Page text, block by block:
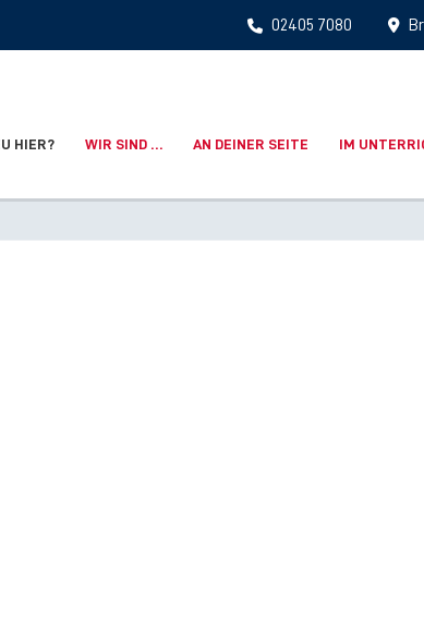
02405 7080
HIER? WIR SIND … AN DEINER SEITE IM